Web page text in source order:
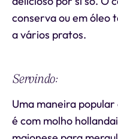
conserva ou em óleo
a vários pratos.
Servindo:
Uma maneira
é com molho